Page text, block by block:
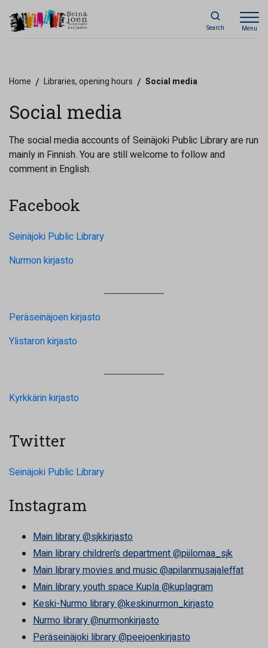
Search Menu
Home / Libraries, opening hours / Social media
Social media
The social media accounts of Seinäjoki Public Library are run
mainly in Finnish. You are still welcome to follow and
comment in English.
Facebook
Seinäjoki Public Library
Nurmon kirjasto
Peräseinäjoen kirjasto
Ylistaron kirjasto
Kyrkkärin kirjasto
Twitter
Seinäjoki Public Library
Instagram
Main library @sjkkirjasto
Main library children’s department @piilomaa_sjk
Main library movies and music @apilanmusajaleffat
Main library youth space Kupla @kuplagram
Keski-Nurmo library @keskinurmon_kirjasto
Nurmo library @nurmonkirjasto
Peräseinäjoki library @peejoenkirjasto